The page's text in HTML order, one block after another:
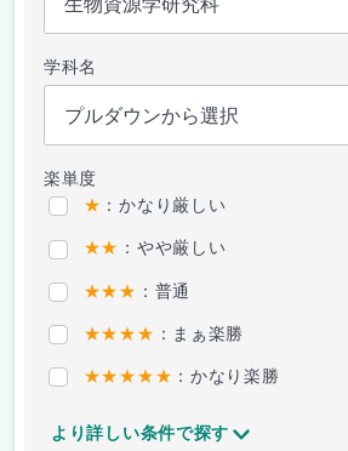
学科名
楽単度
★ ：かなり厳しい
★★ ：やや厳しい
★★★ ：普通
★★★★ ：まぁ楽勝
★★★★★ ：かなり楽勝
より詳しい条件で探す